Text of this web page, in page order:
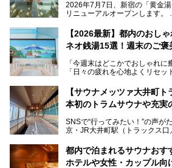
2026年7月7日、新宿の「黄金
リニューアルオープンします。
レトロでノスタルジックなタイ
を知る地元の人にも、新しく足
る、今の時代の"銭湯"として生
ビアバーなど、新しく登場した
す。充実した設備があるのに、
【2026最新】都内のおし
ネオ銭湯15選！週末のご褒
「今週末はどこかでおしゃれに
「日々の疲れを心地よくリセッ
となっている新しいスタイル
最近、SNSやメディアで「デザ
本記事では、そもそもこれらが
いおしゃれな名店15選を、お
します。
【サウナメッツァ大井町
本初のトラムサウナや充実
SNSで“行ってみたい！”の声が
京・JR大井町駅（トラックス口
ツァ大井町トラックス」がニュ
ポ―トします。
都内で泊まれるサウナおす
ホテルや女性・カップル向